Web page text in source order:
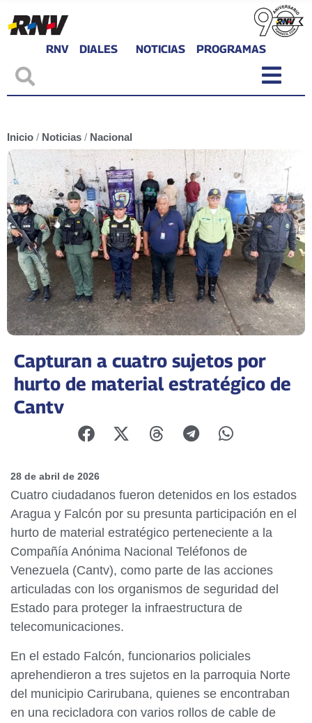
RNV DIALES NOTICIAS PROGRAMAS
Inicio / Noticias / Nacional
Capturan a cuatro sujetos por
hurto de material estratégico de
Cantv
28 de abril de 2026
Cuatro ciudadanos fueron detenidos en los estados
Aragua y Falcón por su presunta participación en el
hurto de material estratégico perteneciente a la
Compañía Anónima Nacional Teléfonos de
Venezuela (Cantv), como parte de las acciones
articuladas con los organismos de seguridad del
Estado para proteger la infraestructura de
telecomunicaciones.
En el estado Falcón, funcionarios policiales
aprehendieron a tres sujetos en la parroquia Norte
del municipio Carirubana, quienes se encontraban
en una recicladora con varios rollos de cable de